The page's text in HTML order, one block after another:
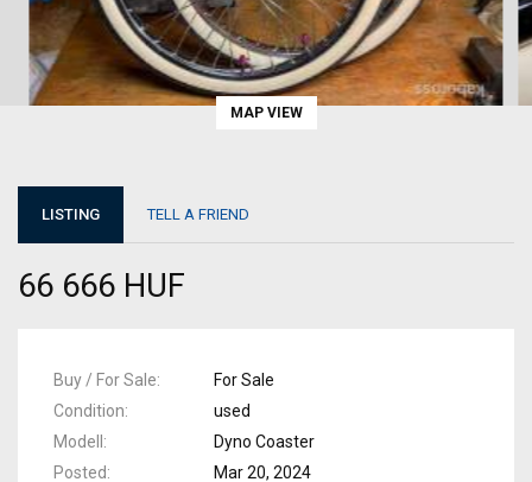
MAP VIEW
LISTING TELL A FRIEND
66 666 HUF
Buy / For Sale
For Sale
Condition
used
Modell
Dyno Coaster
Posted
Mar 20, 2024